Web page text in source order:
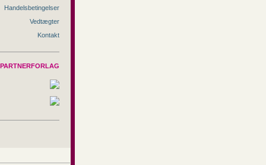
Handelsbetingelser
Vedtægter
Kontakt
PARTNERFORLAG